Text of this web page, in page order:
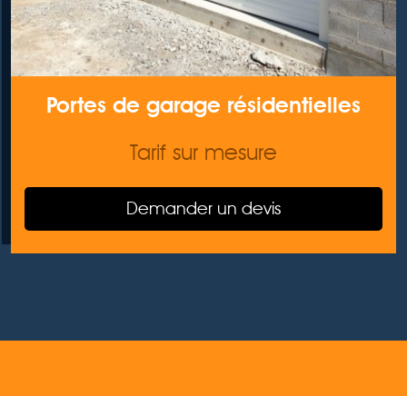
Portes de garage résidentielles
Tarif sur mesure
Demander un devis